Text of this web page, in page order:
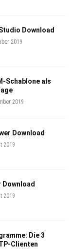
Download
2019
Schablone als
2019
Download
2019
Download
2019
Die 3
Clienten